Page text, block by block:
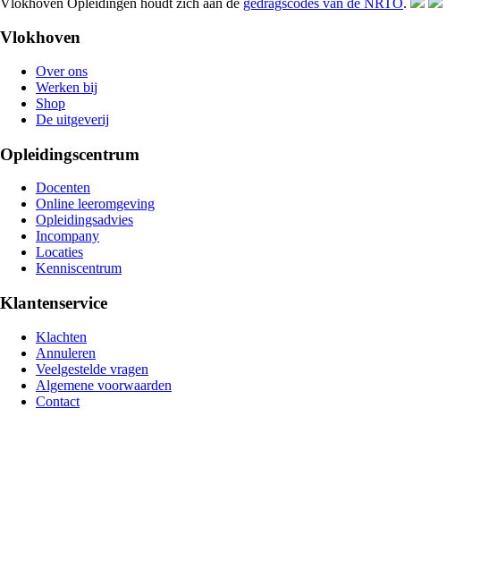
Vlokhoven
Over ons
Werken bij
Shop
De uitgeverij
Opleidingscentrum
Docenten
Online leeromgeving
Opleidingsadvies
Incompany
Locaties
Kenniscentrum
Klantenservice
Klachten
Annuleren
Veelgestelde vragen
Algemene voorwaarden
Contact